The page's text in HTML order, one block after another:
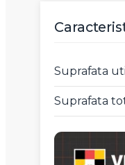
Suprafata
Suprafata